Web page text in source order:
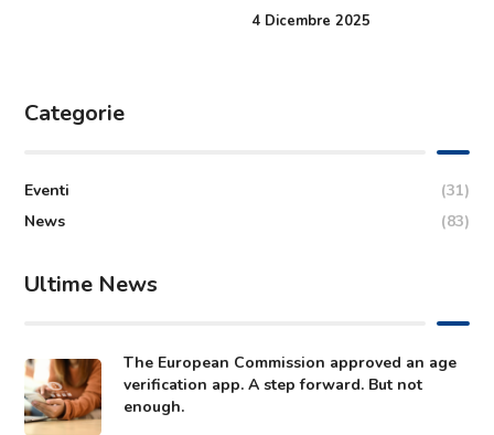
4 Dicembre 2025
Categorie
Eventi
(31)
News
(83)
Ultime News
The European Commission approved an age
verification app. A step forward. But not
enough.